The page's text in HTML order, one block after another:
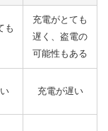
も
充電がとても
遅く、盗電の
可能性もある
充電が遅い